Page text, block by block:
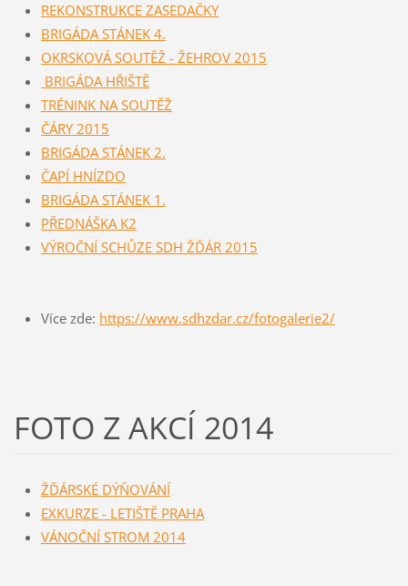
REKONSTRUKCE ZASEDAČKY
BRIGÁDA STÁNEK 4.
OKRSKOVÁ SOUTĚŽ - ŽEHROV 2015
BRIGÁDA HŘIŠTĚ
TRÉNINK NA SOUTĚŽ
ČÁRY 2015
BRIGÁDA STÁNEK 2.
ČAPÍ HNÍZDO
BRIGÁDA STÁNEK 1.
PŘEDNÁŠKA K2
VÝROČNÍ SCHŮZE SDH ŽĎÁR 2015
Více zde: https://www.sdhzdar.cz/fotogalerie2/
FOTO Z AKCÍ 2014
ŽĎÁRSKÉ DÝŇOVÁNÍ
EXKURZE - LETIŠTĚ PRAHA
VÁNOČNÍ STROM 2014